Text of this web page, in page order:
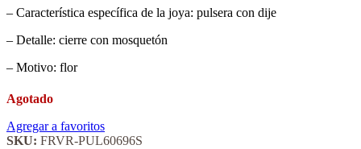
– Característica específica de la joya: pulsera con dije
– Detalle: cierre con mosquetón
– Motivo: flor
Agotado
Agregar a favoritos
SKU: FRVR-PUL60696S